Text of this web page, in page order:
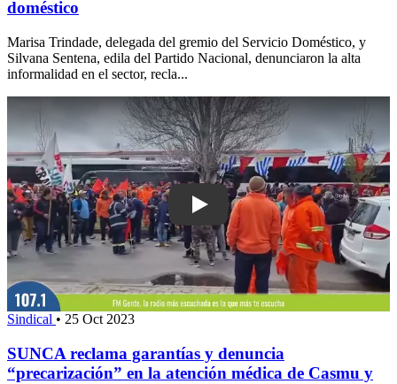
doméstico
Marisa Trindade, delegada del gremio del Servicio Doméstico, y
Silvana Sentena, edila del Partido Nacional, denunciaron la alta
informalidad en el sector, recla...
Play: SUNCA reclama garantías y
Sindical • 25 Oct 2023
SUNCA reclama garantías y denuncia
“precarización” en la atención médica de Casmu y